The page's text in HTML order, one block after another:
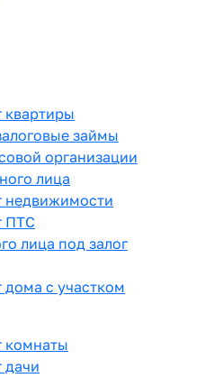
квартиры
займы
организации
лица
недвижимости
ПТС
лица под залог
дома с участком
комнаты
дачи